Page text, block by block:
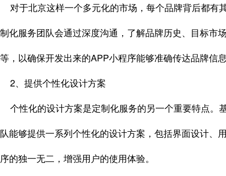
对于北京这样一个多元化的市场，每个品牌背后都有
制化服务团队会通过深度沟通，了解品牌历史、目标市
等，以确保开发出来的APP小程序能够准确传达品牌信
2、提供个性化设计方案
个性化的设计方案是定制化服务的另一个重要特点。
队能够提供一系列个性化的设计方案，包括界面设计、
序的独一无二，增强用户的使用体验。